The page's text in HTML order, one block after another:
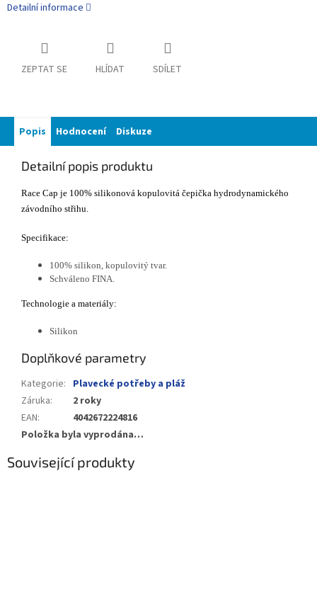
Detailní informace
ZEPTAT SE HLÍDAT SDÍLET
Popis Hodnocení Diskuze
Detailní popis produktu
Race Cap je 100% silikonová kopulovitá čepička hydrodynamického
závodního střihu.
Specifikace:
100% silikon, kopulovitý tvar.
Schváleno FINA.
Technologie a materiály:
Silikon
Doplňkové parametry
Kategorie: Plavecké potřeby a pláž
Záruka:
2 roky
EAN:
4042672224816
Položka byla vyprodána…
Související produkty